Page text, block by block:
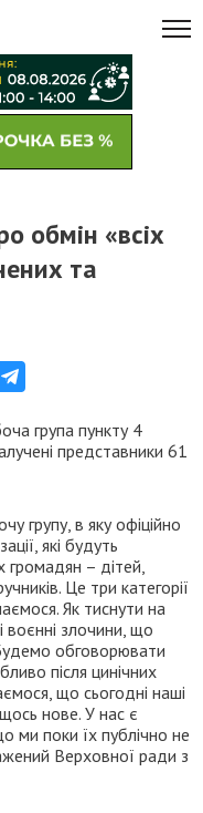
обмін «всіх
та
група пункту 4
представники 61
групу, в яку офіційно
які будуть
громадян – дітей,
Це три категорії
Як тиснути на
воєнні злочини, що
обговорювати
після цинічних
що сьогодні наші
нове. У нас є
ми поки їх публічно не
Верховної ради з